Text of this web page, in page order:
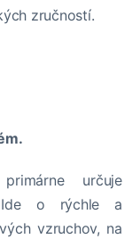
zručností.
určuje
Ide o rýchle a
vzruchov, na